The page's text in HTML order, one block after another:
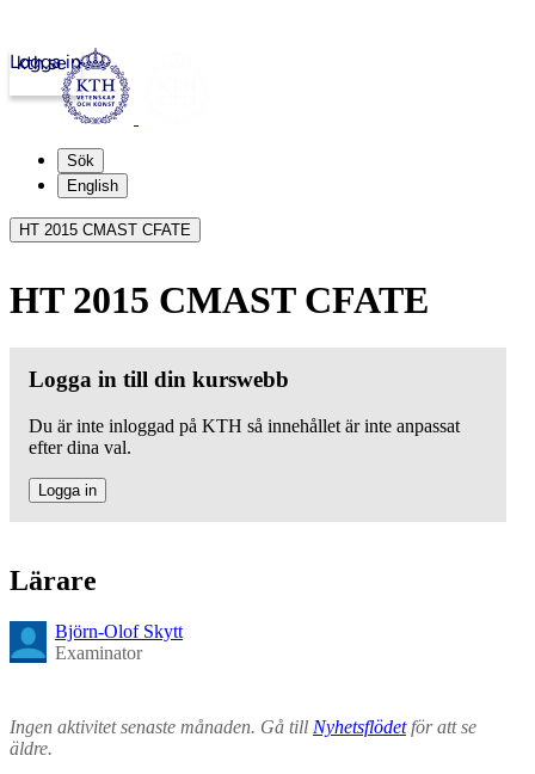
kth.se
Logga in
Sök
English
HT 2015 CMAST CFATE
HT 2015 CMAST CFATE
Logga in till din kurswebb
Du är inte inloggad på KTH så innehållet är inte anpassat
efter dina val.
Logga in
Lärare
Björn-Olof Skytt
Examinator
Ingen aktivitet senaste månaden. Gå till Nyhetsflödetför att se
äldre.